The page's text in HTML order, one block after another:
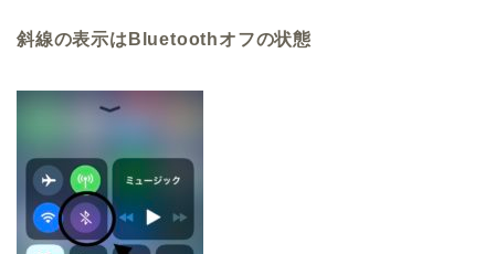
斜線の表示はBluetoothオフの状態